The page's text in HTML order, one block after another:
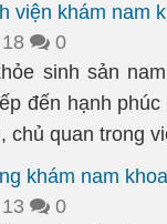
viện khám nam
18
0
sinh sản
đến hạnh
chủ quan trong
khám nam
13
0